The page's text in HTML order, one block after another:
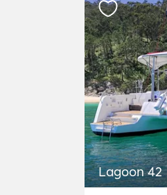
Lagoon 42